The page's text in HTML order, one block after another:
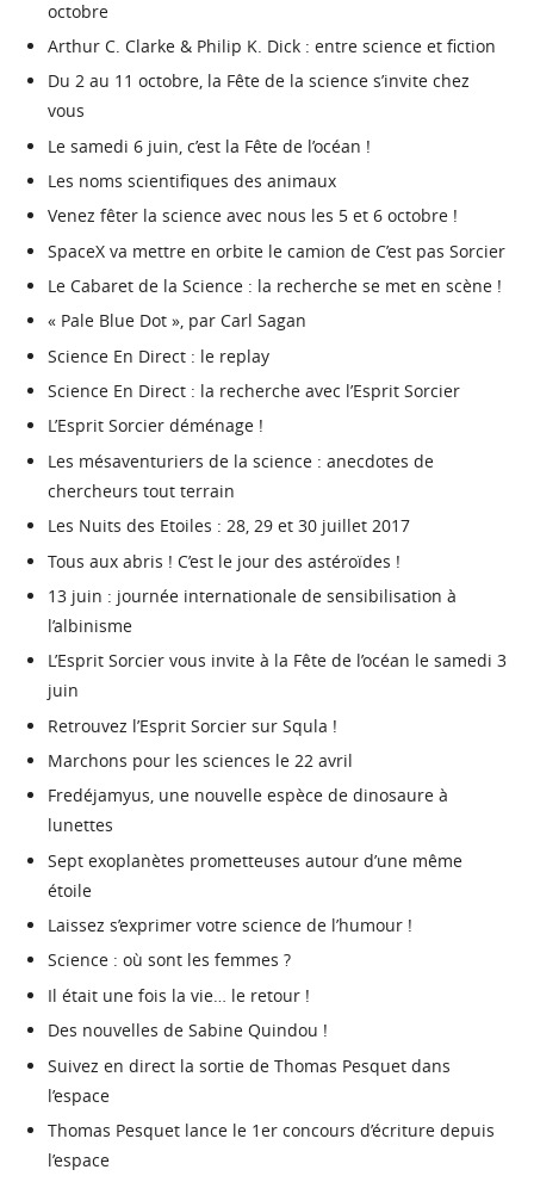
octobre
Arthur C. Clarke & Philip K. Dick : entre science et fiction
Du 2 au 11 octobre, la Fête de la science s’invite chez
vous
Le samedi 6 juin, c’est la Fête de l’océan !
Les noms scientifiques des animaux
Venez fêter la science avec nous les 5 et 6 octobre !
SpaceX va mettre en orbite le camion de C’est pas Sorcier
Le Cabaret de la Science : la recherche se met en scène !
« Pale Blue Dot », par Carl Sagan
Science En Direct : le replay
Science En Direct : la recherche avec l’Esprit Sorcier
L’Esprit Sorcier déménage !
Les mésaventuriers de la science : anecdotes de
chercheurs tout terrain
Les Nuits des Etoiles : 28, 29 et 30 juillet 2017
Tous aux abris ! C’est le jour des astéroïdes !
13 juin : journée internationale de sensibilisation à
l’albinisme
L’Esprit Sorcier vous invite à la Fête de l’océan le samedi 3
juin
Retrouvez l’Esprit Sorcier sur Squla !
Marchons pour les sciences le 22 avril
Fredéjamyus, une nouvelle espèce de dinosaure à
lunettes
Sept exoplanètes prometteuses autour d’une même
étoile
Laissez s’exprimer votre science de l’humour !
Science : où sont les femmes ?
Il était une fois la vie… le retour !
Des nouvelles de Sabine Quindou !
Suivez en direct la sortie de Thomas Pesquet dans
l’espace
Thomas Pesquet lance le 1er concours d’écriture depuis
l’espace